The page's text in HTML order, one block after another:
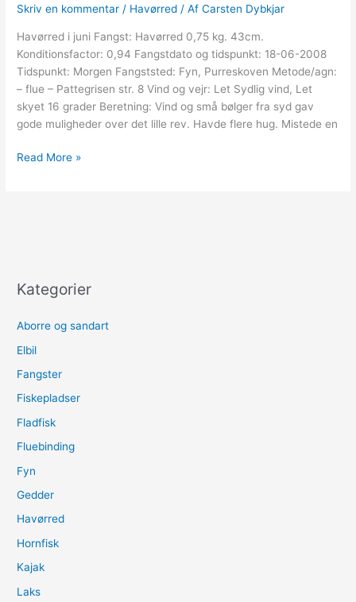
2022
Skriv en kommentar / Havørred / AfCarsten Dybkjar
Havørred i juni Fangst: Havørred 0,75 kg. 43cm.
Konditionsfactor: 0,94 Fangstdato og tidspunkt: 18-06-2008
Tidspunkt: Morgen Fangststed: Fyn, Purreskoven Metode/agn:
– flue – Pattegrisen str. 8 Vind og vejr: Let Sydlig vind, Let
skyet 16 grader Beretning: Vind og små bølger fra syd gav
gode muligheder over det lille rev. Havde flere hug. Mistede en
Havørred
Read More »
Kategorier
Aborre og sandart
Elbil
Fangster
Fiskepladser
Fladfisk
Fluebinding
Fyn
Gedder
Havørred
Hornfisk
Kajak
Laks